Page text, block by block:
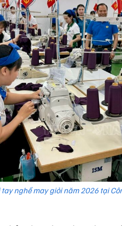
nghề may giỏi năm 2026 tại